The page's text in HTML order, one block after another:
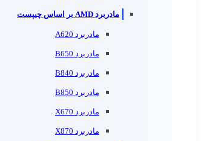
مادربرد AMD بر اساس چیپست
مادربرد A620
مادربرد B650
مادربرد B840
مادربرد B850
مادربرد X670
مادربرد X870